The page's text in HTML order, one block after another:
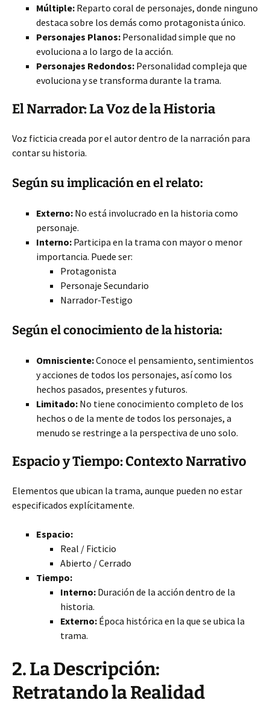
Múltiple: Reparto coral de personajes, donde ninguno
destaca sobre los demás como protagonista único.
Personajes Planos: Personalidad simple que no
evoluciona a lo largo de la acción.
Personajes Redondos: Personalidad compleja que
evoluciona y se transforma durante la trama.
El Narrador: La Voz de la Historia
Voz ficticia creada por el autor dentro de la narración para
contar su historia.
Según su implicación en el relato:
Externo: No está involucrado en la historia como
personaje.
Interno: Participa en la trama con mayor o menor
importancia. Puede ser:
Protagonista
Personaje Secundario
Narrador-Testigo
Según el conocimiento de la historia:
Omnisciente:Conoce el pensamiento, sentimientos
y acciones de todos los personajes, así como los
hechos pasados, presentes y futuros.
Limitado: No tiene conocimiento completo de los
hechos o de la mente de todos los personajes, a
menudo se restringe a la perspectiva de uno solo.
Espacio y Tiempo: Contexto Narrativo
Elementos que ubican la trama, aunque pueden no estar
especificados explícitamente.
Espacio:
Real / Ficticio
Abierto / Cerrado
Tiempo:
Interno: Duración de la acción dentro de la
historia.
Externo: Época histórica en la que se ubica la
trama.
2. La Descripción:
Retratando la Realidad